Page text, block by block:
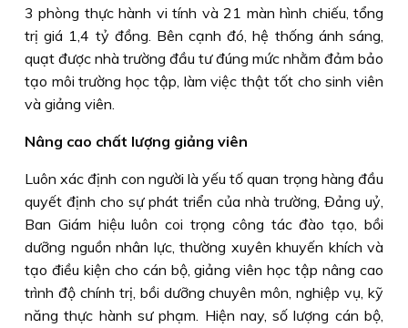
3 phòng thực hành vi tính và 21 màn hình chiếu, tổng
trị giá 1,4 tỷ đồng. Bên cạnh đó, hệ thống ánh sáng,
quạt được nhà trường đầu tư đúng mức nhằm đảm bảo
tạo môi trường học tập, làm việc thật tốt cho sinh viên
và giảng viên.
Nâng cao chất lượng giảng viên
Luôn xác định con người là yếu tố quan trọng hàng đầu
quyết định cho sự phát triển của nhà trường, Ðảng uỷ,
Ban Giám hiệu luôn coi trọng công tác đào tạo, bồi
dưỡng nguồn nhân lực, thường xuyên khuyến khích và
tạo điều kiện cho cán bộ, giảng viên học tập nâng cao
trình độ chính trị, bồi dưỡng chuyên môn, nghiệp vụ, kỹ
năng thực hành sư phạm. Hiện nay, số lượng cán bộ,